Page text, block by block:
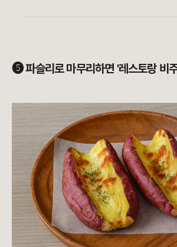
➎ 파슬리로 마무리하면 '레스토랑 비